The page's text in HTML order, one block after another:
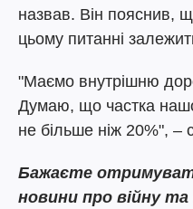
назвав. Він пояснив,
цьому питанні
"Маємо внутрішню
Думаю, що частка
не більше ніж 20%", –
Бажаєте
новини про війну та